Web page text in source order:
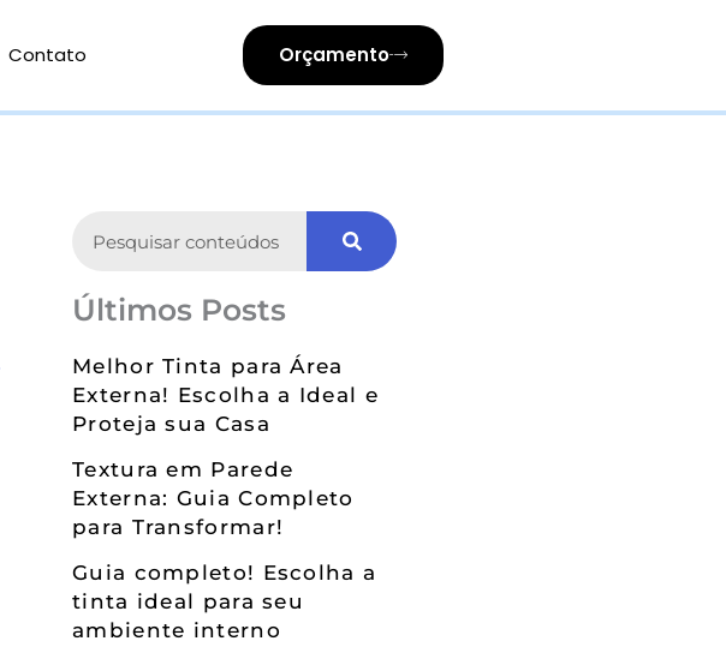
Contato Orçamento
Últimos Posts
Melhor Tinta para Área
Externa! Escolha a Ideal e
Proteja sua Casa
Textura em Parede
Externa: Guia Completo
para Transformar!
Guia completo! Escolha a
tinta ideal para seu
ambiente interno